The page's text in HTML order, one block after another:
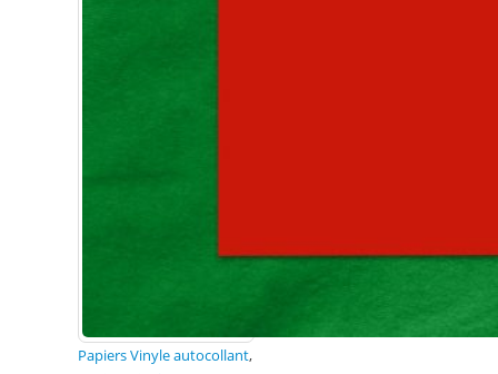
Papiers Vinyle autocollant,